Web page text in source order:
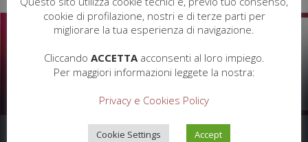
29/09/2021
INAUGURAZIONE CAMPO SINTETICO “FRANCESCO
cookie di profilazione, nostri e di terze parti per
migliorare la tua esperienza di navigazione.
Cliccando ACCETTAacconsenti al loro impiego.
Per maggiori informazioni leggete la nostra:
Privacy e Cookies Policy
Cookie Settings Accept